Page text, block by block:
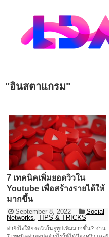
"อินสตาแกรม"
7 เทคนิคเพิ่มยอดวิวใน
Youtube เพื่อสร้างรายได้ให้
มากขึ้น
September 8, 2022
Social
Networks, TIPS & TRICKS
ทำยังไงให้ยอดวิวในยูทูปเพิ่มมากขึ้น? อ่าน